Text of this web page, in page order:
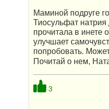
Маминой подруге
Тиосульфат
прочитала в инете
улучшает
попробовать.
Почитай о нем,
3